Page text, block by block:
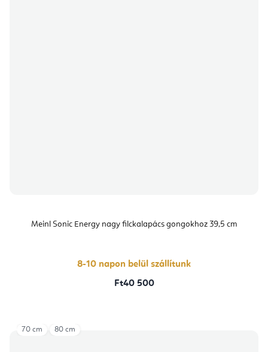
Meinl Sonic Energy nagy filckalapács gongokhoz 39,5 cm
8-10 napon belül szállítunk
Ft40 500
70 cm 80 cm